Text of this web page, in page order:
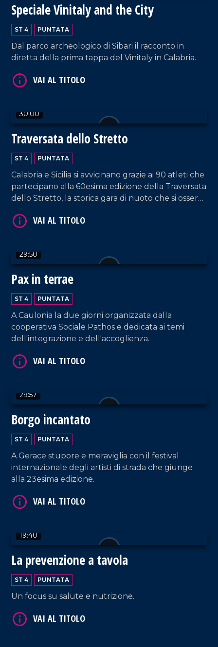
Speciale Vinitaly and the City
ST 4 PUNTATA
Dal parco archeologico di Sibari il racconto in
diretta della prima tappa del Vinitaly in Calabria.
30:00
Traversata dello Stretto
ST 4 PUNTATA
Calabria e Sicilia si avvicinano grazie ai 90 atleti che
partecipano alla 60esima edizione della Traversata
dello Stretto, la storica gara di nuoto che si osserva
29:50
Pax in terrae
ST 4 PUNTATA
A Caulonia la due giorni organizzata dalla
cooperativa Sociale Pathos e dedicata ai temi
dell'integrazione e dell'accoglienza.
29:57
Borgo incantato
ST 4 PUNTATA
A Gerace stupore e meraviglia con il festival
internazionale degli artisti di strada che giunge
alla 23esima edizione.
19:40
La prevenzione a tavola
ST 4 PUNTATA
Un focus su salute e nutrizione.
VAI AL TITOLO
VAI AL TITOLO
VAI AL TITOLO
VAI AL TITOLO